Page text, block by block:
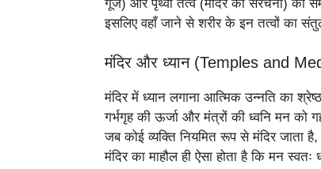
गूंज) और पृथ्वी तत्व (मंदिर की संरचना) का
इसलिए वहाँ जाने से शरीर के इन तत्वों का
मंदिर और ध्यान (Temples and
मंदिर में ध्यान लगाना आत्मिक उन्नति का
गर्भगृह की ऊर्जा और मंत्रों की ध्वनि मन को
जब कोई व्यक्ति नियमित रूप से मंदिर जाता
मंदिर का माहौल ही ऐसा होता है कि मन